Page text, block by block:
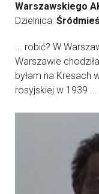
Warszawskiego
Dzielnica:
... robić? W
Warszawie
byłam na Kresach
rosyjskiej w 1939 ...